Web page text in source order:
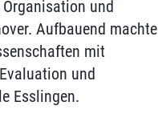
und
Aufbauend machte
mit
und
Esslingen.